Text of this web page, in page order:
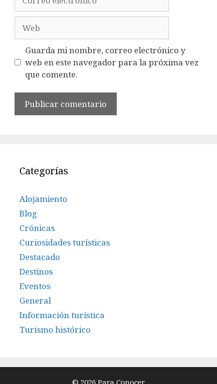
electrónico
Guarda mi nombre, correo electrónico y
web en este navegador para la próxima vez
que comente.
Categorías
Alojamiento
Blog
Crónicas
Curiosidades turísticas
Destacado
Destinos
Eventos
General
Información turística
Turismo histórico